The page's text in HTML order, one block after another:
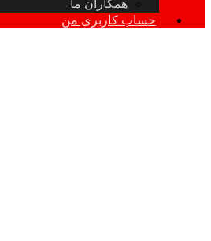
همکاران ما
حساب کاربری من